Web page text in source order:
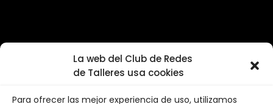
La web del Club de Redes
de Talleres usa cookies
Para ofrecer las mejor experiencia de uso, utilizamos